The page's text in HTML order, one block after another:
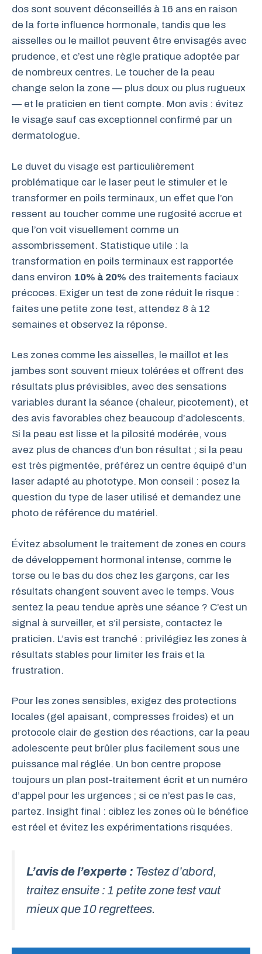
dos sont souvent déconseillés à 16 ans en raison
de la forte influence hormonale, tandis que les
aisselles ou le maillot peuvent être envisagés avec
prudence, et c’est une règle pratique adoptée par
de nombreux centres. Le toucher de la peau
change selon la zone — plus doux ou plus rugueux
— et le praticien en tient compte. Mon avis : évitez
le visage sauf cas exceptionnel confirmé par un
dermatologue.
Le duvet du visage est particulièrement
problématique car le laser peut le stimuler et le
transformer en poils terminaux, un effet que l’on
ressent au toucher comme une rugosité accrue et
que l’on voit visuellement comme un
assombrissement. Statistique utile : la
transformation en poils terminaux est rapportée
dans environ 10% à 20% des traitements faciaux
précoces. Exiger un test de zone réduit le risque :
faites une petite zone test, attendez 8 à 12
semaines et observez la réponse.
Les zones comme les aisselles, le maillot et les
jambes sont souvent mieux tolérées et offrent des
résultats plus prévisibles, avec des sensations
variables durant la séance (chaleur, picotement), et
des avis favorables chez beaucoup d’adolescents.
Si la peau est lisse et la pilosité modérée, vous
avez plus de chances d’un bon résultat ; si la peau
est très pigmentée, préférez un centre équipé d’un
laser adapté au phototype. Mon conseil : posez la
question du type de laser utilisé et demandez une
photo de référence du matériel.
Évitez absolument le traitement de zones en cours
de développement hormonal intense, comme le
torse ou le bas du dos chez les garçons, car les
résultats changent souvent avec le temps. Vous
sentez la peau tendue après une séance ? C’est un
signal à surveiller, et s’il persiste, contactez le
praticien. L’avis est tranché : privilégiez les zones à
résultats stables pour limiter les frais et la
frustration.
Pour les zones sensibles, exigez des protections
locales (gel apaisant, compresses froides) et un
protocole clair de gestion des réactions, car la peau
adolescente peut brûler plus facilement sous une
puissance mal réglée. Un bon centre propose
toujours un plan post-traitement écrit et un numéro
d’appel pour les urgences ; si ce n’est pas le cas,
partez. Insight final : ciblez les zones où le bénéfice
est réel et évitez les expérimentations risquées.
L’avis de l’experte : Testez d’abord,
traitez ensuite : 1 petite zone test vaut
mieux que 10 regrettees.